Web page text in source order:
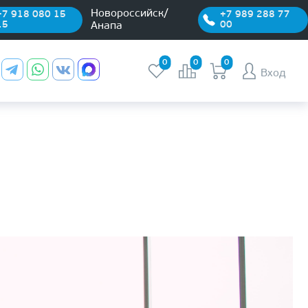
918 080 15
Новороссийск/
Анапа
+7 989 288 77
00
0 0 0
Вход